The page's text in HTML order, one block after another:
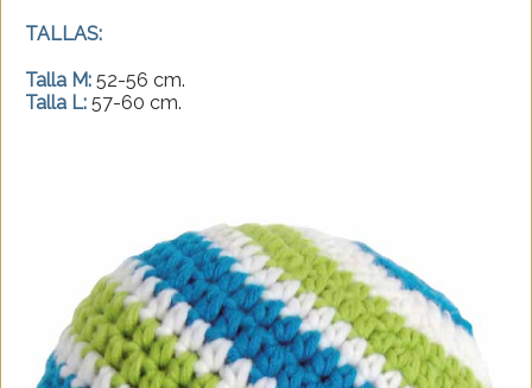
TALLAS:
Talla M: 52-56 cm.
Talla L: 57-60 cm.